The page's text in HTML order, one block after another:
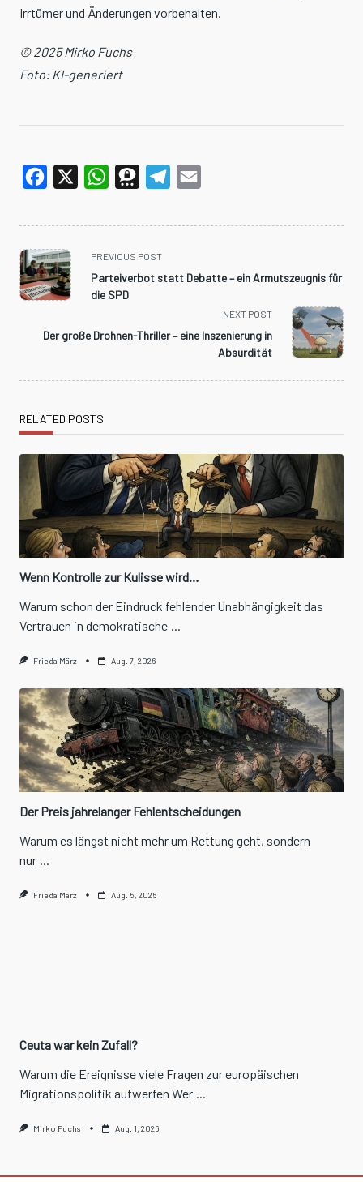
Irrtümer und Änderungen vorbehalten.
© 2025 Mirko Fuchs
Foto: KI-generiert
Facebook WhatsAppThreemaTelegram
<span
class="nav-
subtitle
reader-
PREVIOUS POST
Parteiverbot statt Debatte – ein Armutszeugnis für
die SPD
NEXT POST
Der große Drohnen-Thriller – eine Inszenierung in
Absurdität
RELATED POSTS
Wenn Kontrolle zur Kulisse wird…
Warum schon der Eindruck fehlender Unabhängigkeit das
Vertrauen in demokratische ...
Frieda März Aug. 7, 2026
Der Preis jahrelanger Fehlentscheidungen
Warum es längst nicht mehr um Rettung geht, sondern
nur
Frieda März Aug. 5, 2026
Ceuta war kein Zufall?
Warum die Ereignisse viele Fragen zur europäischen
Migrationspolitik aufwerfen Wer ...
Mirko Fuchs Aug. 1, 2026